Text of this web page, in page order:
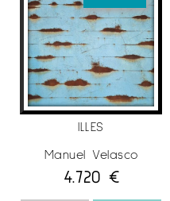
ILLES
Manuel Velasco
4.720 €